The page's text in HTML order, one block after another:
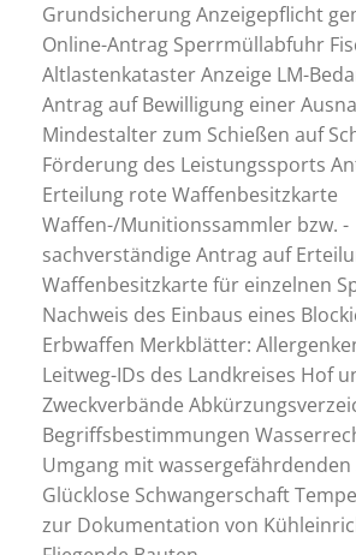
Grundsicherung Anzeigepflicht
Online-Antrag Sperrmüllabfuhr
Altlastenkataster Anzeige LM-
Antrag auf Bewilligung einer
Mindestalter zum Schießen auf
Förderung des Leistungssports
Erteilung rote Waffenbesitzkarte
Waffen-/Munitionssammler bzw. -
sachverständige Antrag auf
Waffenbesitzkarte für einzelnen
Nachweis des Einbaus eines
Erbwaffen Merkblätter:
Leitweg-IDs des Landkreises Hof
Zweckverbände
Begriffsbestimmungen
Umgang mit
Glücklose Schwangerschaft
zur Dokumentation von